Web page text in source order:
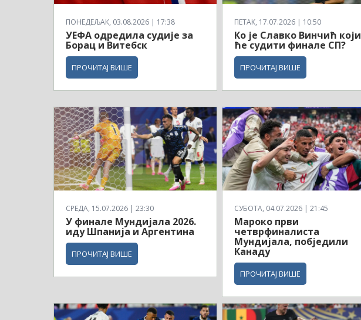
ПОНЕДЕЉАК, 03.08.2026 | 17:38
УЕФА одредила судије за
Борац и Витебск
ПРОЧИТАЈ ВИШЕ
ПЕТАК, 17.07.2026 | 10:50
Ко је Славко Винчић који
ће судити финале СП?
ПРОЧИТАЈ ВИШЕ
СРЕДА, 15.07.2026 | 23:30
У финале Мундијала 2026.
иду Шпанија и Аргентина
ПРОЧИТАЈ ВИШЕ
СУБОТА, 04.07.2026 | 21:45
Мароко први
четврфиналиста
Мундијала, побједили
Канаду
ПРОЧИТАЈ ВИШЕ